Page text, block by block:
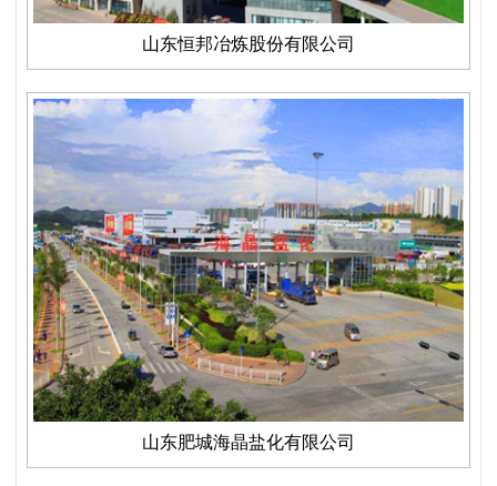
山东恒邦冶炼股份有限公司
山东肥城海晶盐化有限公司